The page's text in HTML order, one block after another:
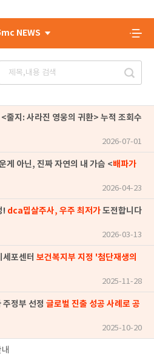
NEWS
줄지: 사라진 영웅의 귀환> 누적 조회수
2026-07-01
게 아닌, 진짜 자연의 내 가슴 <배파가
2026-04-23
! dca밉살주사, 우주 최저가도전합니다
2026-03-13
세포센터 보건복지부 지정 '첨단재생의
2025-11-28
정부 선정 글로벌 진출 성공 사례로 공
2025-10-20